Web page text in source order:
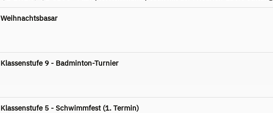
Weihnachtsbasar
Klassenstufe 9 - Badminton-Turnier
Klassenstufe 5 - Schwimmfest (1. Termin)